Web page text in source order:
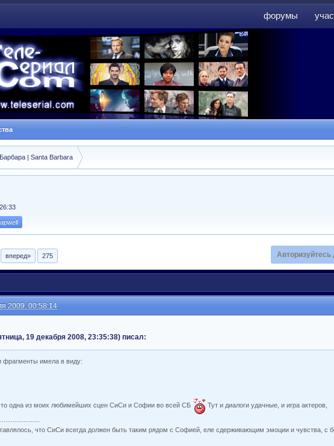
форумы
| Santa Barbara
вперед» 275 Авторизуйтесь
2009, 00:58:14
19 декабря 2008, 23:35:38) писал:
фрагменты имела в виду:
одна из моих любимейших сцен СиСи и Софии во всей СБ
Тут и диалоги удачные, и игра актеров,
что СиСи всегда должен быть таким рядом с Софией, еле сдерживающим эмоции и чувства, с